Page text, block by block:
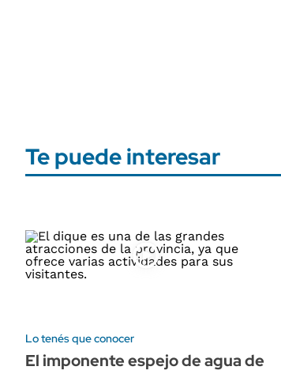
Te puede interesar
Lo tenés que conocer
El imponente espejo de agua de